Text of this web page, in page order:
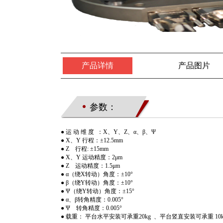
产品详情 产品图片
参数：
● 运 动 维 度 ：X、Y、Z、α、β、Ψ
● X、Y 行程：±12.5mm
● Z 行程: ±15mm
● X、Y 运动精度：2μm
● Z
运动精度：1.5μm
● α（绕X转动）角度：±10°
● β（绕Y转动）角度：±10°
● Ψ（绕Y转动）角度：±15°
● α、β转角精度：0.005°
● Ψ 转角精度：0.005°
● 载重： 平台水平安装可承重20kg 、平台竖直安装可承重